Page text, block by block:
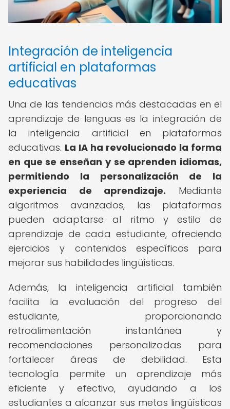
Integración de inteligencia
artificial en plataformas
educativas
Una de las tendencias más destacadas en el
aprendizaje de lenguas es la integración de
la inteligencia artificial en plataformas
educativas. La IA ha revolucionado la forma
en que se enseñan y se aprenden idiomas,
permitiendo la personalización de la
experiencia de aprendizaje. Mediante
algoritmos avanzados, las plataformas
pueden adaptarse al ritmo y estilo de
aprendizaje de cada estudiante, ofreciendo
ejercicios y contenidos específicos para
mejorar sus habilidades lingüísticas.
Además, la inteligencia artificial también
facilita la evaluación del progreso del
estudiante, proporcionando
retroalimentación instantánea y
recomendaciones personalizadas para
fortalecer áreas de debilidad. Esta
tecnología permite un aprendizaje más
eficiente y efectivo, ayudando a los
estudiantes a alcanzar sus metas lingüísticas